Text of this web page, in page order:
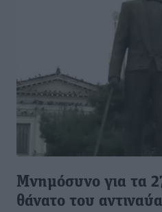
Μνημόσυνο για τα
θάνατο του